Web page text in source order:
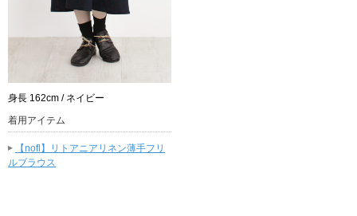
身長 162cm / ネイビー
着用アイテム
▸
【nofl】リトアニアリネン薄手フリ
ルブラウス